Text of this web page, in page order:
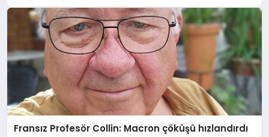
Fransız Profesör Collin: Macron çöküşü hızlandırdı